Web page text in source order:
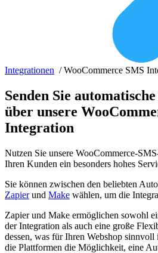
Integrationen /WooCommerce SMS
Senden Sie
über unsere
Integration
Nutzen Sie unsere WooCommerce-
Ihren Kunden ein besonders hohes
Sie können zwischen den beliebten
Zapierund Make wählen, um die
Zapier und Make ermöglichen sowohl
der Integration als auch eine große
dessen, was für Ihren Webshop
die Plattformen die Möglichkeit, eine